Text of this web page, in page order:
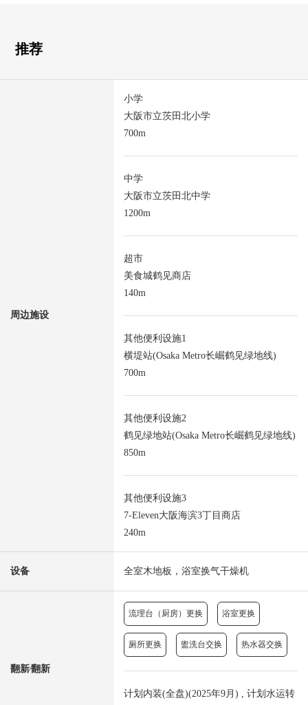
推荐
周边施设
小学
大阪市立茨田北小学
700m
中学
大阪市立茨田北中学
1200m
超市
美食城鹤见商店
140m
其他便利设施1
横堤站(Osaka Metro长崛鹤见绿地线)
700m
其他便利设施2
鹤见绿地站(Osaka Metro长崛鹤见绿地线)
850m
其他便利设施3
7-Eleven大阪海滨3丁目商店
240m
设备 全室木地板，浴室换气干燥机
翻新⁄翻新
流理台（厨房）更换 浴室更换
厕所更换 盥洗台交换 热水器交换
计划内装(全盘)(2025年9月) , 计划水运转